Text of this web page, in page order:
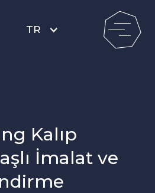
TR
Kalıp
İmalat ve